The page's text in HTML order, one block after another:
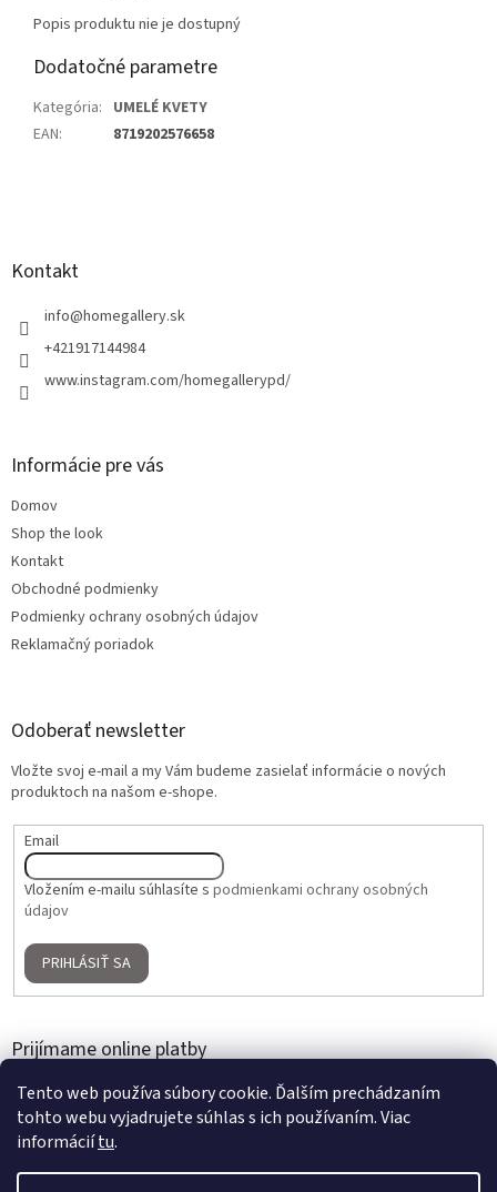
Tento web používa súbory cookie. Ďalším prechádzaním
tohto webu vyjadrujete súhlas s ich používaním. Viac
informáciítu.
Popis produktu nie je dostupný
Dodatočné parametre
Kategória: UMELÉ KVETY
EAN: 8719202576658
Kontakt
info@homegallery.sk
+421917144984
www.instagram.com/homegallerypd/
Informácie pre vás
Domov
Shop the look
Kontakt
Obchodné podmienky
Podmienky ochrany osobných údajov
Reklamačný poriadok
Odoberať newsletter
Vložte svoj e-mail a my Vám budeme zasielať informácie o nových
produktoch na našom e-shope.
Email
Vložením e-mailu súhlasíte s podmienkami ochrany osobných
údajov
PRIHLÁSIŤ SA
Prijímame online platby